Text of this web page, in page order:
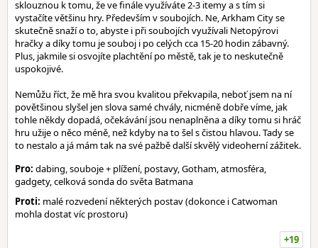
sklouznou k tomu, že ve finále využíváte 2-3 itemy a s tím si
vystačíte většinu hry. Především v soubojích. Ne, Arkham City se
skutečně snaží o to, abyste i při soubojích využívali Netopýrovi
hračky a díky tomu je souboj i po celých cca 15-20 hodin zábavný.
Plus, jakmile si osvojíte plachtění po městě, tak je to neskutečně
uspokojivé.
Nemůžu říct, že mě hra svou kvalitou překvapila, neboť jsem na ní
povětšinou slyšel jen slova samé chvály, nicméně dobře víme, jak
tohle někdy dopadá, očekávání jsou nenaplněna a díky tomu si hráč
hru užije o něco méně, než kdyby na to šel s čistou hlavou. Tady se
to nestalo a já mám tak na své pažbě další skvělý videoherní zážitek.
Pro: dabing, souboje + plížení, postavy, Gotham, atmosféra,
gadgety, celková sonda do světa Batmana
Proti: malé rozvedení některých postav (dokonce i Catwoman
mohla dostat víc prostoru)
+19